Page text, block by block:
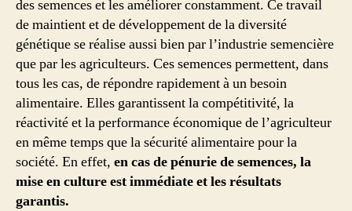
des semences et les améliorer constamment. Ce travail
de maintient et de développement de la diversité
génétique se réalise aussi bien par l’industrie semencière
que par les agriculteurs. Ces semences permettent, dans
tous les cas, de répondre rapidement à un besoin
alimentaire. Elles garantissent la compétitivité, la
réactivité et la performance économique de l’agriculteur
en même temps que la sécurité alimentaire pour la
société. En effet, en cas de pénurie de semences, la
mise en culture est immédiate et les résultats
garantis.